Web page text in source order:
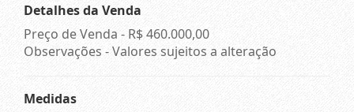
Detalhes da Venda
Preço de Venda - R$ 460.000,00
Observações - Valores sujeitos a alteração
Medidas